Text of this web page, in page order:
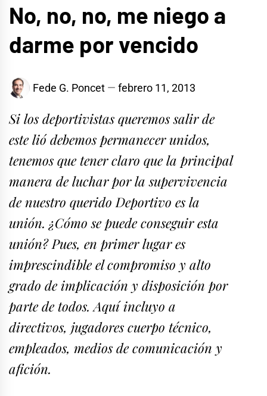
No, no, no, me niego a
darme por vencido
Fede G. Poncet febrero 11, 2013
Si los deportivistas queremos salir de
este lió debemos permanecer unidos,
tenemos que tener claro que la principal
manera de luchar por la supervivencia
de nuestro querido Deportivo es la
unión. ¿Cómo se puede conseguir esta
unión? Pues, en primer lugar es
imprescindible el compromiso y alto
grado de implicación y disposición por
parte de todos. Aquí incluyo a
directivos, jugadores cuerpo técnico,
empleados, medios de comunicación y
afición.